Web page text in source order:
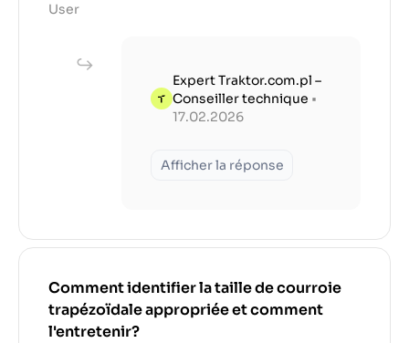
User
Expert Traktor.com.pl –
Conseiller technique •
17.02.2026
Afficher la réponse
Comment identifier la taille de courroie
trapézoïdale appropriée et comment
l'entretenir?